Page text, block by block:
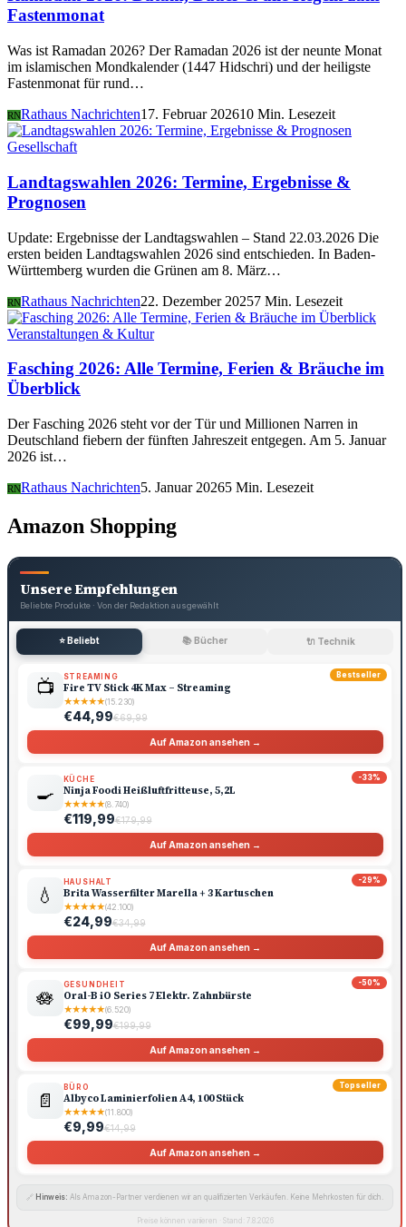
Fastenmonat
Was ist Ramadan 2026? Der Ramadan 2026 ist der neunte Monat
im islamischen Mondkalender (1447 Hidschri) und der heiligste
Fastenmonat für rund…
RNRathaus Nachrichten17. Februar 202610 Min. Lesezeit
Gesellschaft
Landtagswahlen 2026: Termine, Ergebnisse &
Prognosen
Update: Ergebnisse der Landtagswahlen – Stand 22.03.2026 Die
ersten beiden Landtagswahlen 2026 sind entschieden. In Baden-
Württemberg wurden die Grünen am 8. März…
RNRathaus Nachrichten22. Dezember 20257 Min. Lesezeit
Veranstaltungen & Kultur
Fasching 2026: Alle Termine, Ferien & Bräuche im
Überblick
Der Fasching 2026 steht vor der Tür und Millionen Narren in
Deutschland fiebern der fünften Jahreszeit entgegen. Am 5. Januar
2026 ist…
RNRathaus Nachrichten5. Januar 20265 Min. Lesezeit
Amazon Shopping
Unsere Empfehlungen
Beliebte Produkte · Von der Redaktion ausgewählt
⭐ Beliebt 📚 Bücher 🔌 Technik
Bestseller
📺 STREAMING
Fire TV Stick 4K Max – Streaming
★★★★★(15.230)
€44,99€69,99
Auf Amazon ansehen →
-33%
🍳
KÜCHE
Ninja Foodi Heißluftfritteuse, 5,2L
★★★★★(8.740)
€119,99€179,99
Auf Amazon ansehen →
-29%
💧
HAUSHALT
Brita Wasserfilter Marella + 3 Kartuschen
★★★★★(42.100)
€24,99€34,99
Auf Amazon ansehen →
-50%
🪷
GESUNDHEIT
Oral-B iO Series 7 Elektr. Zahnbürste
★★★★★(6.520)
€99,99€199,99
Auf Amazon ansehen →
Topseller
📄
BÜRO
Albyco Laminierfolien A4, 100 Stück
★★★★★(11.800)
€9,99€14,99
Auf Amazon ansehen →
🔗 Hinweis: Als Amazon-Partner verdienen wir an qualifizierten Verkäufen. Keine Mehrkosten für dich.
Preise können variieren · Stand: 7.8.2026